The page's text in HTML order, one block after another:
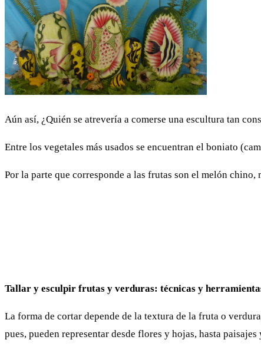
Aún así, ¿Quién se atrevería a comerse una escultura tan
Entre los vegetales más usados se encuentran el boniato
Por la parte que corresponde a las frutas son el melón
Tallar y esculpir frutas y verduras: técnicas y
La forma de cortar depende de la textura de la fruta o
pues, pueden representar desde flores y hojas, hasta paisajes